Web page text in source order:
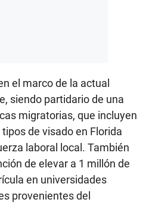
el marco de la actual
siendo partidario de una
migratorias, que incluyen
de visado en Florida
laboral local. También
de elevar a 1 millón de
en universidades
provenientes del